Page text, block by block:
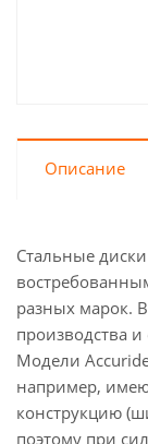
Описание
Стальные
разных марок.
производства
Модели
например,
конструкцию
поэтому при